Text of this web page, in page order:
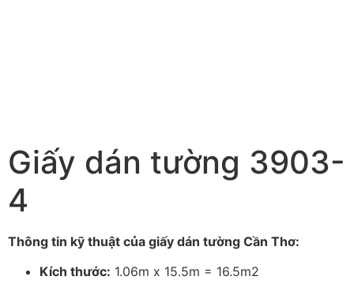
Giấy dán tường 3903-
4
Thông tin kỹ thuật của giấy dán tường Cần Thơ:
Kích thước: 1.06m x 15.5m = 16.5m2